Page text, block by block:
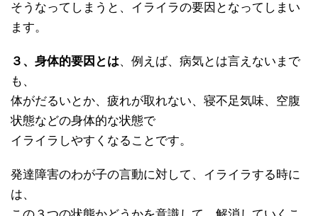
そうなってしまうと、イライラの要因となってしまい
ます。
３、身体的要因とは、例えば、病気とは言えないまで
も、
体がだるいとか、疲れが取れない、寝不足気味、空腹
状態などの身体的な状態で
イライラしやすくなることです。
発達障害のわが子の言動に対して、イライラする時に
は、